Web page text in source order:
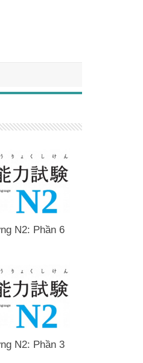
N2: Phần 6
N2: Phần 3